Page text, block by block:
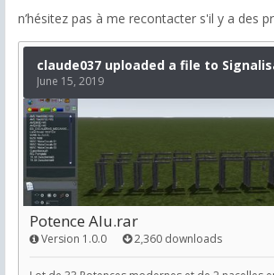
n’hésitez pas à me recontacter s'il y a des